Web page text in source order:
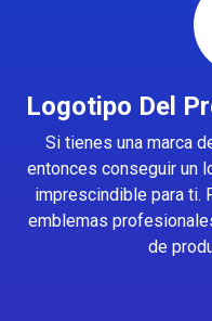
Logotipo Del
Si tienes una marca
entonces conseguir un
imprescindible para ti.
emblemas
de